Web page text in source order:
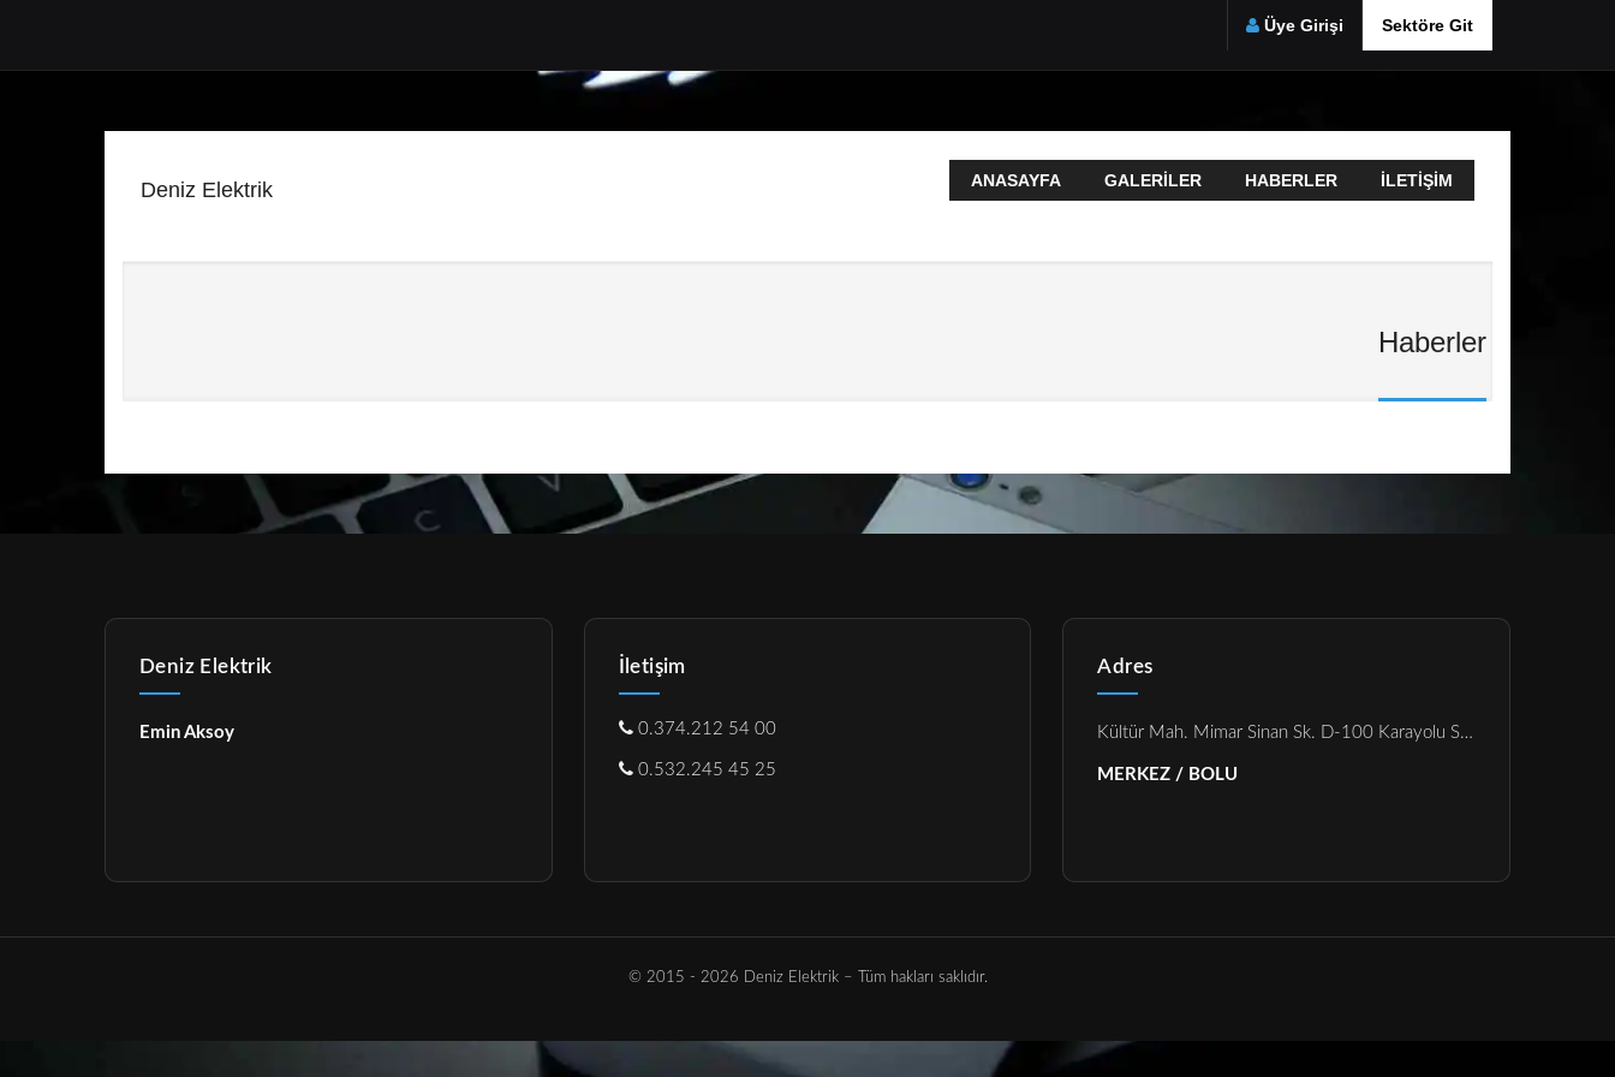
Üye Girişi Sektöre Git
Deniz Elektrik ANASAYFA GALERILER HABERLER İLETIŞIM
Haberler
Deniz Elektrik
Emin Aksoy
İletişim
0.374.212 54 00
0.532.245 45 25
Adres
Kültür Mah. Mimar Sinan Sk. D-100 Karayolu Suadiye Apt. No:19/16
MERKEZ / BOLU
© 2015 - 2026 Deniz Elektrik – Tüm hakları saklıdır.